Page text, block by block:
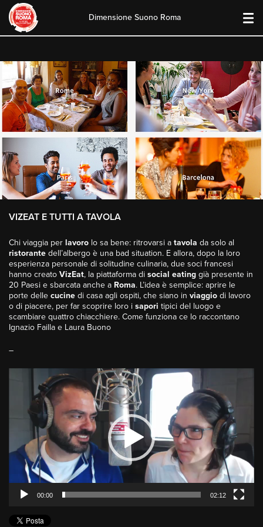
content
Dimensione Suono Roma
VIZEAT E TUTTI A TAVOLA
Chi viaggia per lavoro lo sa bene: ritrovarsi a tavola da solo al
ristorante dell’albergo è una bad situation. E allora, dopo la loro
esperienza personale di solitudine culinaria, due soci francesi
hanno creato VizEat, la piattaforma di social eating già presente in
20 Paesi e sbarcata anche a Roma. L’idea è semplice: aprire le
porte delle cucine di casa agli ospiti, che siano in viaggio di lavoro
o di piacere, per far scoprire loro i sapori tipici del luogo e
scambiare quattro chiacchiere. Come funziona ce lo raccontano
Ignazio Failla e Laura Buono
–
00:00 02:12